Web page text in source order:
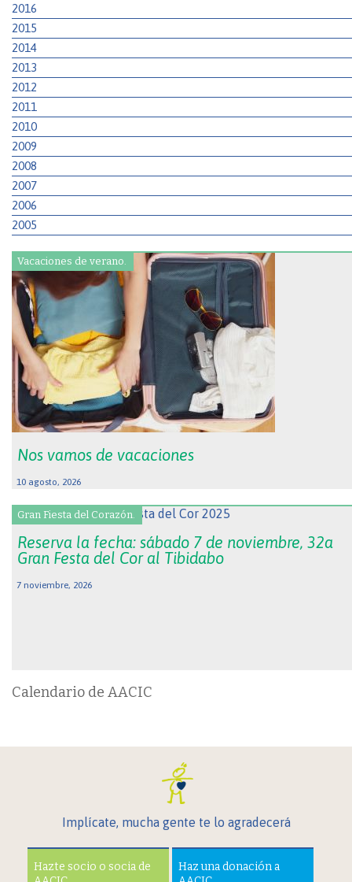
2016
2015
2014
2013
2012
2011
2010
2009
2008
2007
2006
2005
Vacaciones de verano.
Nos vamos de vacaciones
10 agosto, 2026
Gran Fiesta del Corazón.
Reserva la fecha: sábado 7 de noviembre, 32a
Gran Festa del Cor al Tibidabo
7 noviembre, 2026
Calendario de AACIC
Implícate, mucha gente te lo agradecerá
Hazte socio o socia de
Haz una donación a